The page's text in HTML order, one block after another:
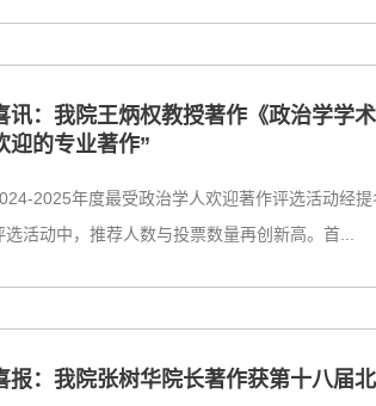
讯：我院王炳权教授著作《政治学学
迎的专业著作”
2025年度最受政治学人欢迎著作评选活动经
选活动中，推荐人数与投票数量再创新高。首...
报：我院张树华院长著作获第十八届